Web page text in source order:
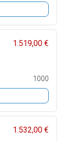
1.519,00 €
1000
1.532,00 €